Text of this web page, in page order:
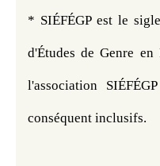
* SIÉFÉGP est le
d'Études de Genre en
l'association
conséquent inclusifs.